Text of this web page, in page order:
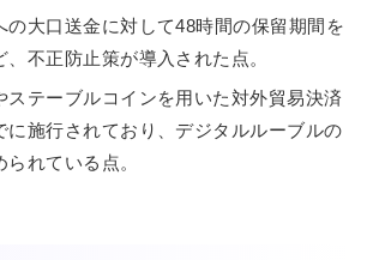
の大口送金に対して48時間の保留期間を
不正防止策が導入された点。
ステーブルコインを用いた対外貿易決済
に施行されており、デジタルルーブルの
れている点。